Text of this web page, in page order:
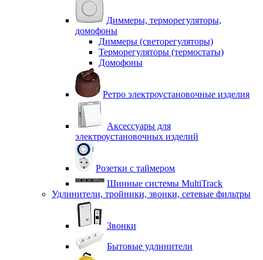
Диммеры, терморегуляторы,
домофоны
Диммеры (светорегуляторы)
Терморегуляторы (термостаты)
Домофоны
Ретро электроустановочные изделия
Аксессуары для
электроустановочных изделий
Розетки с таймером
Шинные системы MultiTrack
Удлинители, тройники, звонки, сетевые фильтры
Звонки
Бытовые удлинители